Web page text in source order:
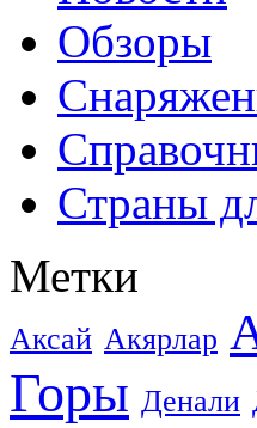
Обзоры
Страны
Метки
Аксай Акярлар
Горы Денали